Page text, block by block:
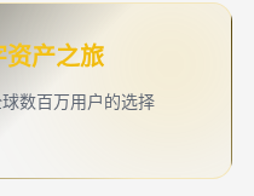
资产之旅
数百万用户的选择